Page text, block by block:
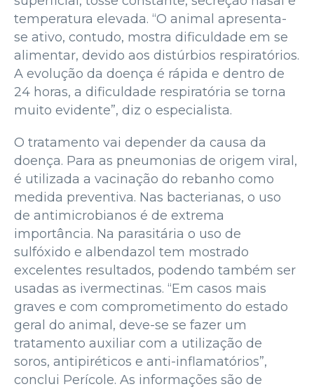
temperatura elevada. “O animal apresenta-
se ativo, contudo, mostra dificuldade em se
alimentar, devido aos distúrbios respiratórios.
A evolução da doença é rápida e dentro de
24 horas, a dificuldade respiratória se torna
muito evidente”, diz o especialista.
O tratamento vai depender da causa da
doença. Para as pneumonias de origem viral,
é utilizada a vacinação do rebanho como
medida preventiva. Nas bacterianas, o uso
de antimicrobianos é de extrema
importância. Na parasitária o uso de
sulfóxido e albendazol tem mostrado
excelentes resultados, podendo também ser
usadas as ivermectinas. “Em casos mais
graves e com comprometimento do estado
geral do animal, deve-se se fazer um
tratamento auxiliar com a utilização de
soros, antipiréticos e anti-inflamatórios”,
conclui Perícole. As informações são de